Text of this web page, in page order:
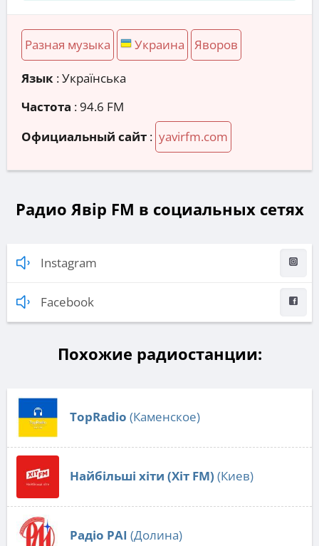
Разная музыка Украина Яворов
Язык : Українська
Частота : 94.6 FM
Официальный сайт : yavirfm.com
Радио Явір FM в социальных сетях
Instagram
Facebook
Похожие радиостанции:
TopRadio (Каменское)
Найбільші хіти (Хіт FM) (Киев)
Радіо РАІ (Долина)